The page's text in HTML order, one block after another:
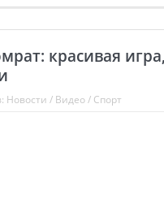
красивая
Новости / Видео/ Спорт